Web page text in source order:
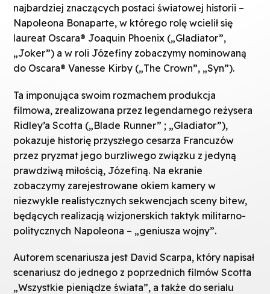
najbardziej znaczących postaci światowej historii –
Napoleona Bonaparte, w którego rolę wcielił się
laureat Oscara® Joaquin Phoenix („Gladiator”,
„Joker”) a w roli Józefiny zobaczymy nominowaną
do Oscara® Vanesse Kirby („The Crown”, „Syn”).
Ta imponująca swoim rozmachem produkcja
filmowa, zrealizowana przez legendarnego reżysera
Ridley’a Scotta („Blade Runner” ; „Gladiator”),
pokazuje historię przyszłego cesarza Francuzów
przez pryzmat jego burzliwego związku z jedyną
prawdziwą miłością, Józefiną. Na ekranie
zobaczymy zarejestrowane okiem kamery w
niezwykle realistycznych sekwencjach sceny bitew,
będących realizacją wizjonerskich taktyk militarno-
politycznych Napoleona – „geniusza wojny”.
Autorem scenariusza jest David Scarpa, który napisał
scenariusz do jednego z poprzednich filmów Scotta
„Wszystkie pieniądze świata”, a także do serialu